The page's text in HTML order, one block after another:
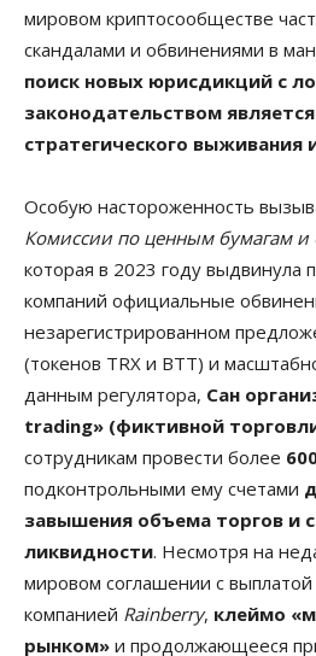
мировом криптосообществе
скандалами и обвинениями в
поиск новых юрисдикций с
законодательством
стратегического выживания
Особую настороженность
Комиссии по ценным бумагам и
которая в 2023 году выдвинула
компаний официальные
незарегистрированном
(токенов TRX и BTT) и
данным регулятора, Сан
trading» (фиктивной
сотрудникам провести более
подконтрольными ему счетами
завышения объема торгов и
ликвидности. Несмотря на
мировом соглашении с
компанией Rainberry, клеймо
рынком» и продолжающееся